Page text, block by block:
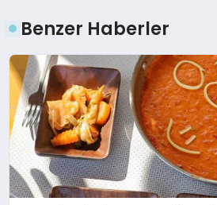
Benzer Haberler